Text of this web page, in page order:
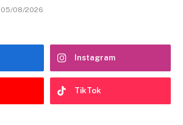
05/08/2026
Instagram
TikTok